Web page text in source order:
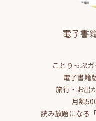
電子書
ことりっぷ
電子書籍
旅行・お出
月額
読み放題になる